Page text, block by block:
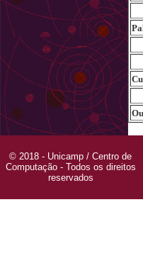
© 2018 - Unicamp / Centro de
Computação - Todos os direitos
reservados